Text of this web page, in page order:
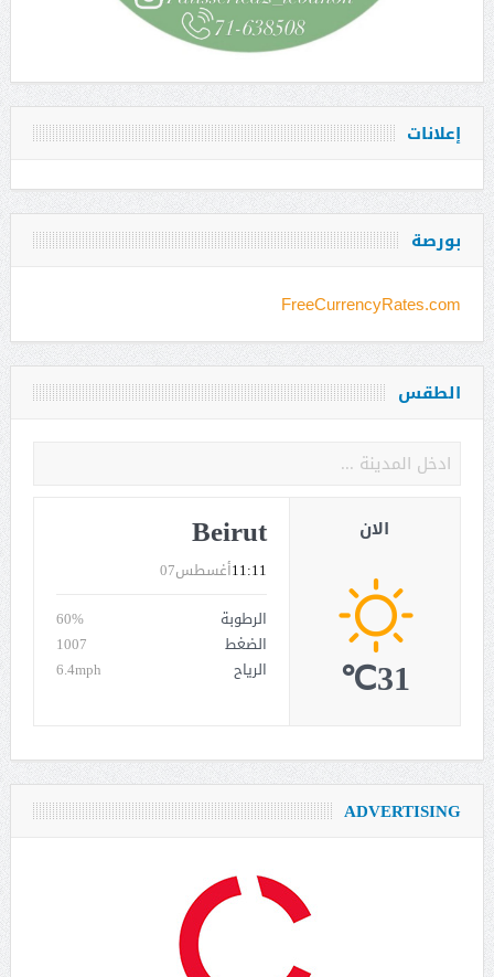
إعلانات
بورصة
FreeCurrencyRates.com
الطقس
Beirut
أغسطس0711:11
الرطوبة
60%
الضغط
1007
الرياح
6.4mph
الان
31℃
ADVERTISING